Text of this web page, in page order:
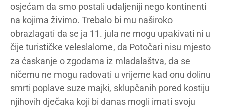
osjećam da smo postali udaljeniji nego kontinenti
na kojima živimo. Trebalo bi mu naširoko
obrazlagati da se ja 11. jula ne mogu upakivati ni u
čije turističke veleslalome, da Potočari nisu mjesto
za ćaskanje o zgodama iz mladalaštva, da se
ničemu ne mogu radovati u vrijeme kad onu dolinu
smrti poplave suze majki, sklupčanih pored kostiju
njihovih dječaka koji bi danas mogli imati svoju